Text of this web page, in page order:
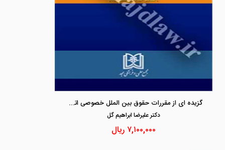
گزیده ای از مقررات حقوق بین الملل خصوصی اتحادیه اروپایی
دكتر عليرضا ابراهيم گل
۷,۱۰۰,۰۰۰ ریال